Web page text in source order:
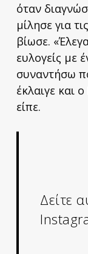
όταν
μίλησε για
βίωσε.
ευλογείς με
συναντήσω
έκλαιγε και
είπε.
Δείτε